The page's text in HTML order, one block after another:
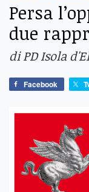
Persa
due
di PD Isola
Facebook